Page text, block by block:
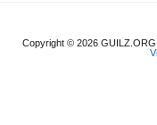
Copyright © 2026